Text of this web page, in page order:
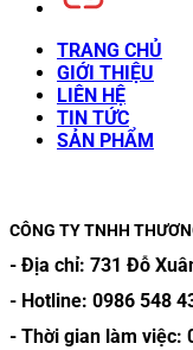
TRANG CHỦ
GIỚI THIỆU
LIÊN HỆ
TIN TỨC
SẢN PHẨM
CÔNG TY TNHH
- Địa chỉ: 731 Đỗ
- Hotline: 0986 548
- Thời gian làm việc: